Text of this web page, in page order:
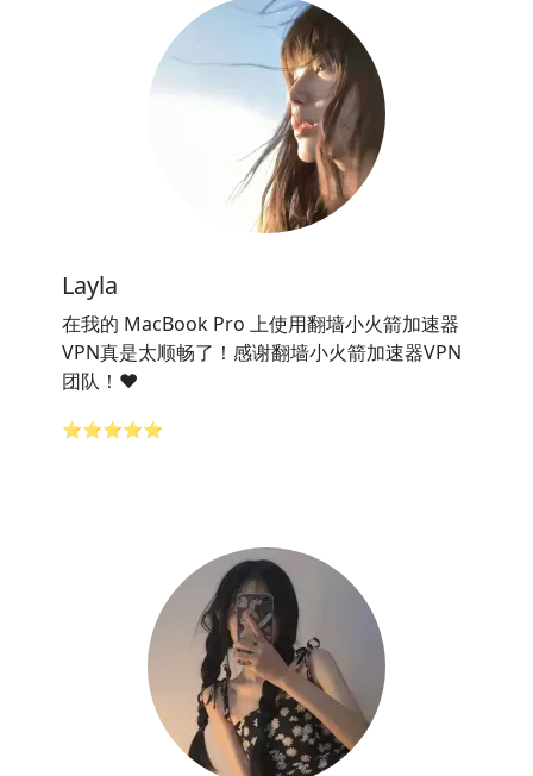
Layla
在我的 MacBook Pro 上使用翻墙小火箭加速器
VPN真是太顺畅了！感谢翻墙小火箭加速器VPN
团队！❤️
⭐⭐⭐⭐⭐